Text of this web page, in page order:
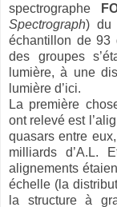
spectrographe
Spectrograph) du
échantillon de 93
des groupes
lumière, à une
lumière d’ici.
La première
ont relevé est
quasars entre
milliards d’A.L.
alignements
échelle (la
la structure à